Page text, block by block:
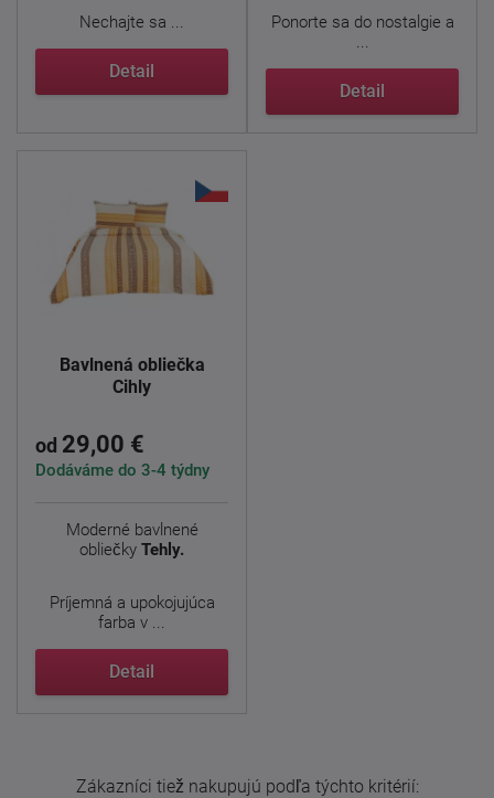
Nechajte sa ...
Detail
Ponorte sa do nostalgie a
...
Detail
Bavlnená obliečka
Cihly
od 29,00 €
Dodáváme do 3-4 týdny
Moderné bavlnené
obliečky Tehly.
Príjemná a upokojujúca
farba v ...
Detail
Zákazníci tiež nakupujú podľa týchto kritérií: